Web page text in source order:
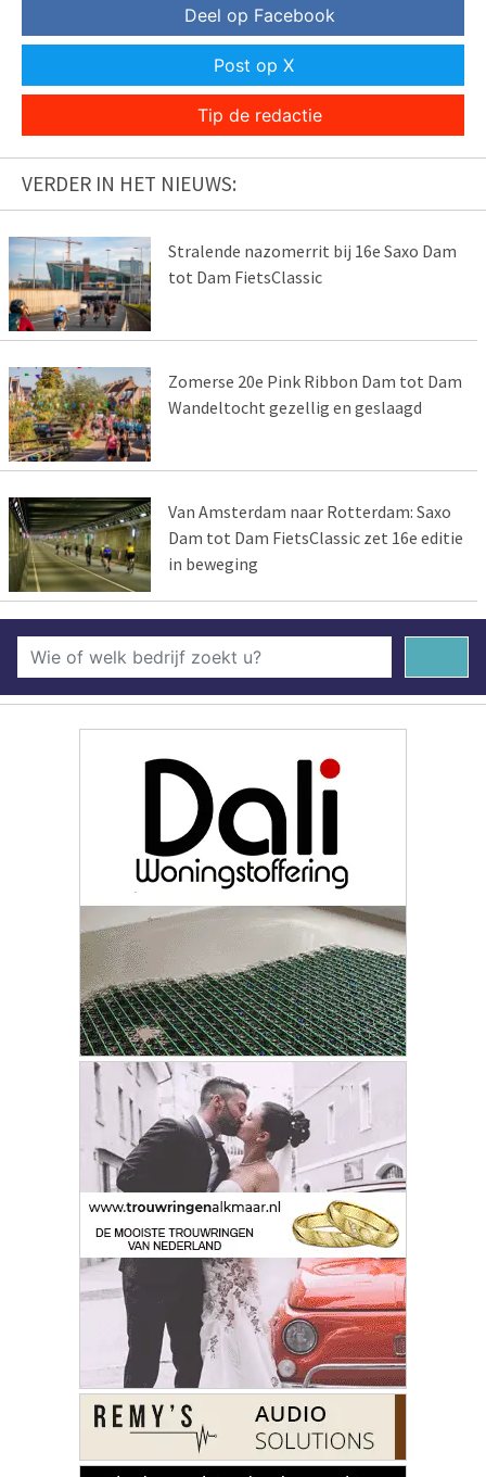
Deel op Facebook
Post op X
Tip de redactie
VERDER IN HET NIEUWS:
Stralende nazomerrit bij 16e Saxo Dam
tot Dam FietsClassic
Zomerse 20e Pink Ribbon Dam tot Dam
Wandeltocht gezellig en geslaagd
Van Amsterdam naar Rotterdam: Saxo
Dam tot Dam FietsClassic zet 16e editie
in beweging